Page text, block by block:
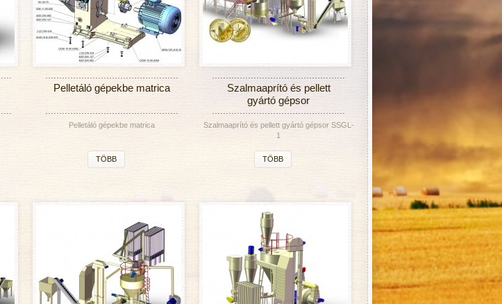
Pelletáló gépekbe matrica
Pelletáló gépekbe matrica
TÖBB
Szalmaaprító és pellett
gyártó gépsor
Szalmaaprító és pellett gyártó gépsor SSGL-
1
TÖBB